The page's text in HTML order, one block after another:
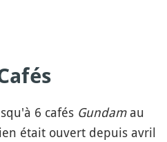
6 cafés Gundamau
était ouvert depuis avril